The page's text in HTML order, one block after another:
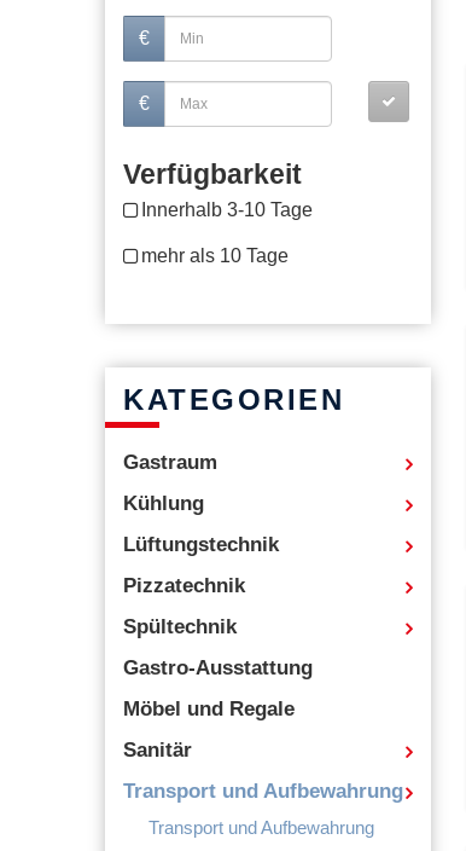
€
€
Verfügbarkeit
Innerhalb 3-10 Tage
mehr als 10 Tage
KATEGORIEN
Gastraum
Kühlung
Lüftungstechnik
Pizzatechnik
Spültechnik
Gastro-Ausstattung
Möbel und Regale
Sanitär
Transport und Aufbewahrung
Transport und Aufbewahrung